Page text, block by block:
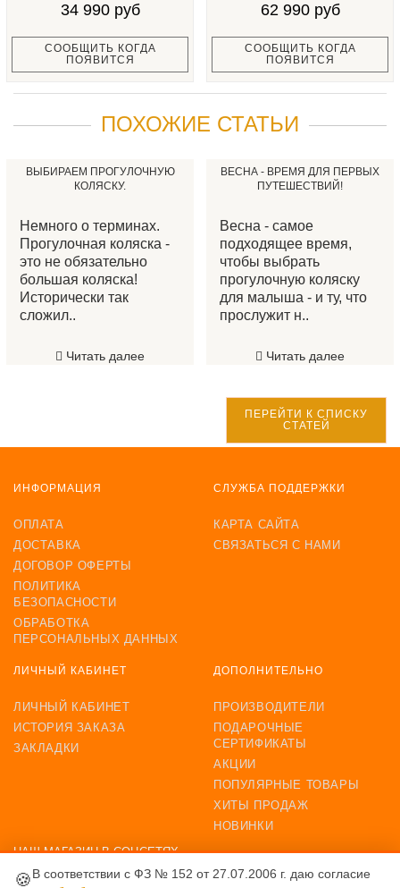
34 990 руб
СООБЩИТЬ КОГДА
ПОЯВИТСЯ
62 990 руб
СООБЩИТЬ КОГДА
ПОЯВИТСЯ
ПОХОЖИЕ СТАТЬИ
ВЫБИРАЕМ ПРОГУЛОЧНУЮ
КОЛЯСКУ.
Немного о терминах.
Прогулочная коляска -
это не обязательно
большая коляска!
Исторически так
сложил..
Читать далее
ВЕСНА - ВРЕМЯ ДЛЯ ПЕРВЫХ
ПУТЕШЕСТВИЙ!
Весна - самое
подходящее время,
чтобы выбрать
прогулочную коляску
для малыша - и ту, что
прослужит н..
Читать далее
ПЕРЕЙТИ К СПИСКУ
СТАТЕЙ
🍪 В соответствии с ФЗ № 152 от 27.07.2006 г. даю согласие
ИНФОРМАЦИЯ
ОПЛАТА
ДОСТАВКА
ДОГОВОР ОФЕРТЫ
ПОЛИТИКА
БЕЗОПАСНОСТИ
ОБРАБОТКА
ПЕРСОНАЛЬНЫХ ДАННЫХ
СЛУЖБА ПОДДЕРЖКИ
КАРТА САЙТА
СВЯЗАТЬСЯ С НАМИ
ЛИЧНЫЙ КАБИНЕТ
ЛИЧНЫЙ КАБИНЕТ
ИСТОРИЯ ЗАКАЗА
ЗАКЛАДКИ
ДОПОЛНИТЕЛЬНО
ПРОИЗВОДИТЕЛИ
ПОДАРОЧНЫЕ
СЕРТИФИКАТЫ
АКЦИИ
ПОПУЛЯРНЫЕ ТОВАРЫ
ХИТЫ ПРОДАЖ
НОВИНКИ
НАШ МАГАЗИН В СОЦСЕТЯХ